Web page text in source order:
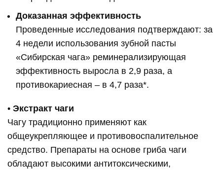
Доказанная эффективность
Проведенные исследования подтверждают: за
4 недели использования зубной пасты
«Сибирская чага» реминерализирующая
эффективность выросла в 2,9 раза, а
противокариесная – в 4,7 раза*.
•Экстракт чаги
Чагу традиционно применяют как
общеукрепляющее и противовоспалительное
средство. Препараты на основе гриба чаги
обладают высокими антитоксическими,